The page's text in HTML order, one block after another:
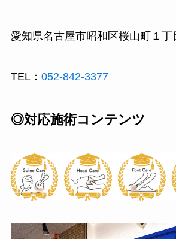
愛知県名古屋市昭和区桜山町１丁
TEL： 052-842-3377
◎対応施術コンテンツ